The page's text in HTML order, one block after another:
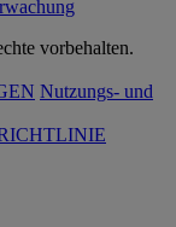
vorbehalten.
Nutzungs- und